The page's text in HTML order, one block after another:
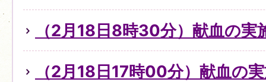
（2月18日8時30分）献血の実
（2月18日17時00分）献血の